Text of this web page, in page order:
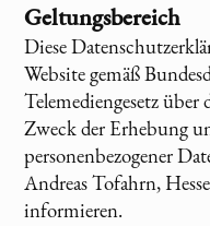
Geltungsbereich
Diese
Website gemäß
Telemediengesetz
Zweck der Erhebung
personenbezogener
Andreas Tofahrn,
informieren.